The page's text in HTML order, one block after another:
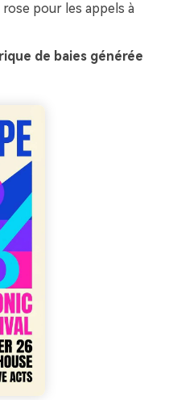
pour les appels à
de baies générée